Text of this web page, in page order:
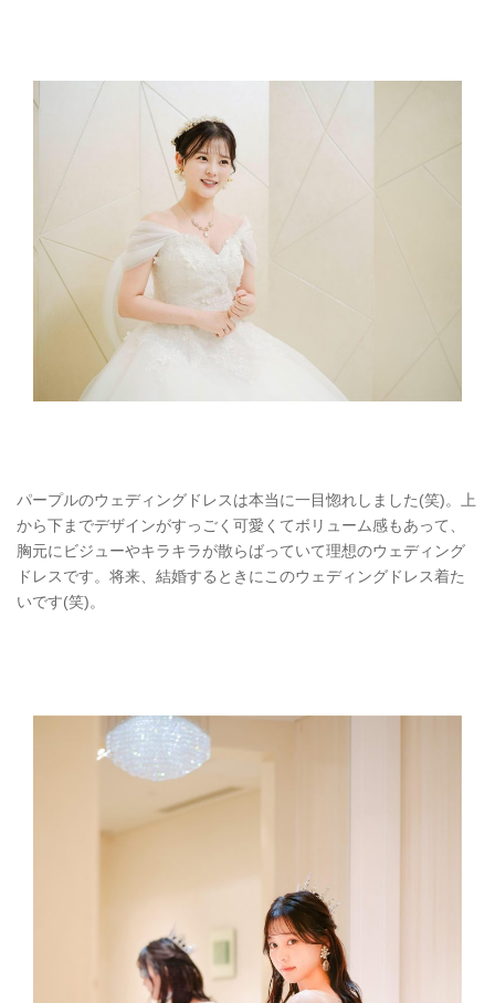
パープルのウェディングドレスは本当に一目惚れしました(笑)。上
から下までデザインがすっごく可愛くてボリューム感もあって、
胸元にビジューやキラキラが散らばっていて理想のウェディング
ドレスです。将来、結婚するときにこのウェディングドレス着た
いです(笑)。